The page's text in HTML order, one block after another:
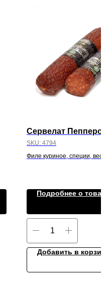
Сервелат
SKU: 4794
Филе куриное, специи, вес
Подробнее о товаре
Добавить в корзину